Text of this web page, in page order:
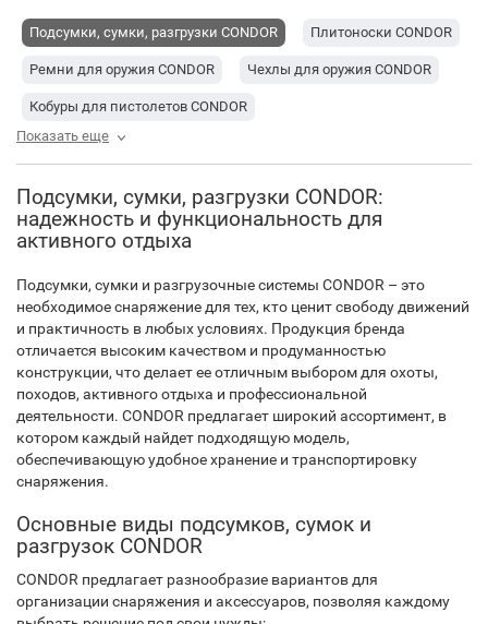
Подсумки, сумки, разгрузки CONDOR Плитоноски CONDOR
Ремни для оружия CONDOR Чехлы для оружия CONDOR
Кобуры для пистолетов CONDOR
Товары для охоты и стрельбы CONDOR
Рюкзаки и сумки CONDOR
Туристические рюкзаки CONDOR
Показать еще
Подсумки, сумки, разгрузки CONDOR:
надежность и функциональность для
активного отдыха
Подсумки, сумки и разгрузочные системы CONDOR – это
необходимое снаряжение для тех, кто ценит свободу движений
и практичность в любых условиях. Продукция бренда
отличается высоким качеством и продуманностью
конструкции, что делает ее отличным выбором для охоты,
походов, активного отдыха и профессиональной
деятельности. CONDOR предлагает широкий ассортимент, в
котором каждый найдет подходящую модель,
обеспечивающую удобное хранение и транспортировку
снаряжения.
Основные виды подсумков, сумок и
разгрузок CONDOR
CONDOR предлагает разнообразие вариантов для
организации снаряжения и аксессуаров, позволяя каждому